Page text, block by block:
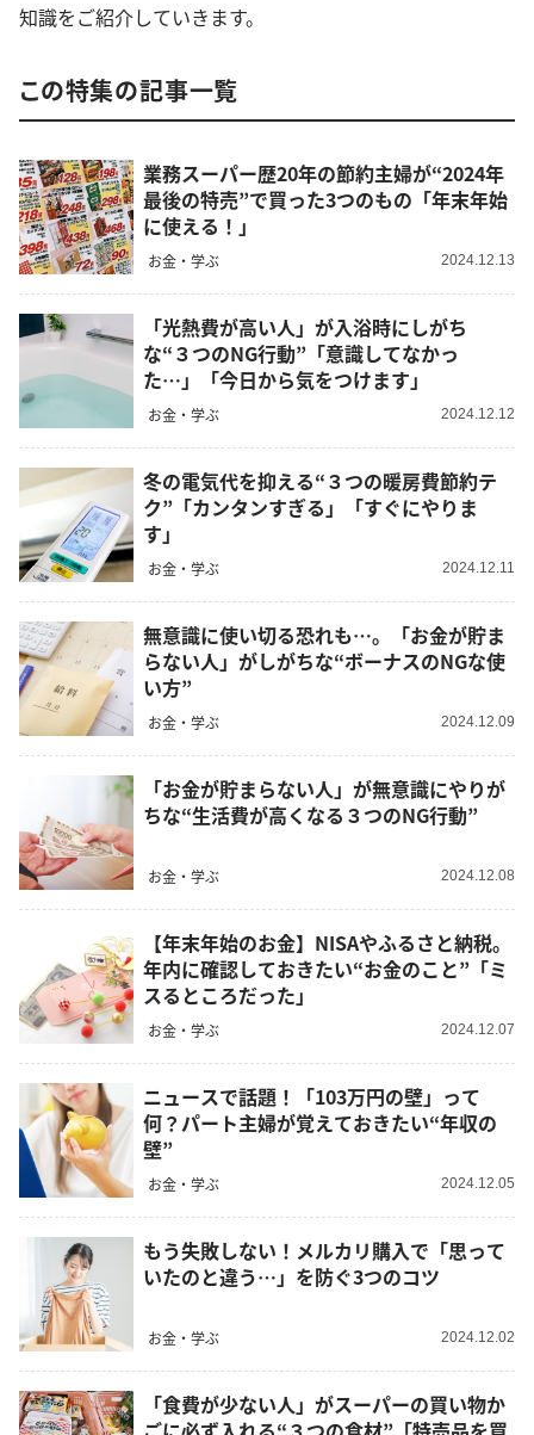
知識をご紹介していきます。
この特集の記事一覧
業務スーパー歴20年の節約主婦が“2024年
最後の特売”で買った3つのもの「年末年始
に使える！」
お金・学ぶ 2024.12.13
「光熱費が高い人」が入浴時にしがち
な“３つのNG行動”「意識してなかっ
た…」「今日から気をつけます」
お金・学ぶ 2024.12.12
冬の電気代を抑える“３つの暖房費節約テ
ク”「カンタンすぎる」「すぐにやりま
す」
お金・学ぶ 2024.12.11
無意識に使い切る恐れも…。「お金が貯ま
らない人」がしがちな“ボーナスのNGな使
い方”
お金・学ぶ 2024.12.09
「お金が貯まらない人」が無意識にやりが
ちな“生活費が高くなる３つのNG行動”
お金・学ぶ 2024.12.08
【年末年始のお金】NISAやふるさと納税。
年内に確認しておきたい“お金のこと”「ミ
スるところだった」
お金・学ぶ 2024.12.07
ニュースで話題！「103万円の壁」って
何？パート主婦が覚えておきたい“年収の
壁”
お金・学ぶ 2024.12.05
もう失敗しない！メルカリ購入で「思って
いたのと違う…」を防ぐ3つのコツ
お金・学ぶ 2024.12.02
「食費が少ない人」がスーパーの買い物か